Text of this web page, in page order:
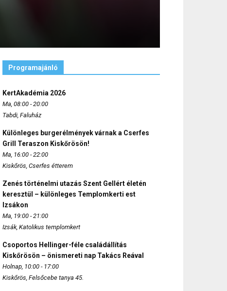
Programajánló
KertAkadémia 2026
Ma, 08:00 - 20:00
Tabdi, Faluház
Különleges burgerélmények várnak a Cserfes
Grill Teraszon Kiskőrösön!
Ma, 16:00 - 22:00
Kiskőrös, Cserfes étterem
Zenés történelmi utazás Szent Gellért életén
keresztül – különleges Templomkerti est
Izsákon
Ma, 19:00 - 21:00
Izsák, Katolikus templomkert
Csoportos Hellinger-féle családállítás
Kiskőrösön – önismereti nap Takács Reával
Holnap, 10:00 - 17:00
Kiskőrös, Felsőcebe tanya 45.